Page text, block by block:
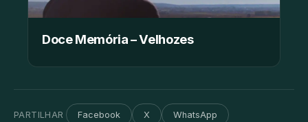
Doce Memória – Velhozes
PARTILHAR Facebook X WhatsApp